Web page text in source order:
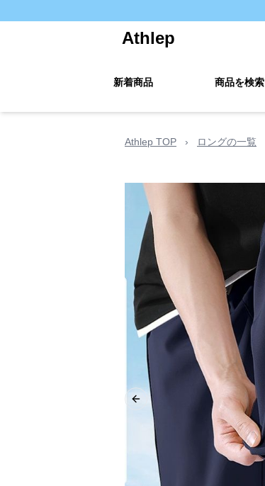
Athlep
新着商品 商品を検索
Athlep TOP › ロングの一覧
Previous slide